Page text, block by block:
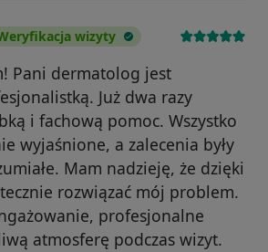
wizyty
Pani dermatolog jest
Już dwa razy
i fachową pomoc. Wszystko
wyjaśnione, a zalecenia były
Mam nadzieję, że dzięki
rozwiązać mój problem.
profesjonalne
atmosferę podczas wizyt.